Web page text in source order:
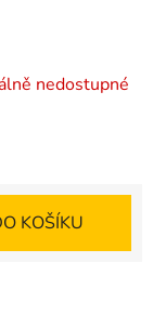
nedostupné
KOŠÍKU